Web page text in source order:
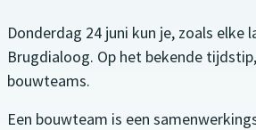
Donderdag 24 juni kun je, zoals
Brugdialoog. Op het bekende
bouwteams.
Een bouwteam is een